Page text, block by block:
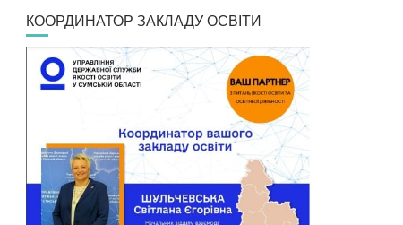
КООРДИНАТОР ЗАКЛАДУ ОСВІТИ